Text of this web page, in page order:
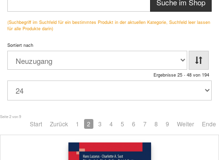
(Suchbegriff im Suchfeld für ein bestimmtes Produkt in der aktuellen Kategorie, Suchfeld leer lassen
für alle Produkte darin)
Sortiert nach
Ergebnisse 25 - 48 von 194
Seite 2 von 9
Start Zurück 1 2 3 4 5 6 7 8 9 Weiter Ende